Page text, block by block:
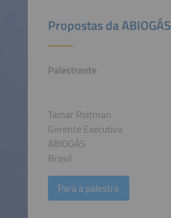
Propostas da ABIOGÁS
Palestrante
Tamar Roitman
Gerente Executiva
ABIOGÁS
Brasil
Para a palestra